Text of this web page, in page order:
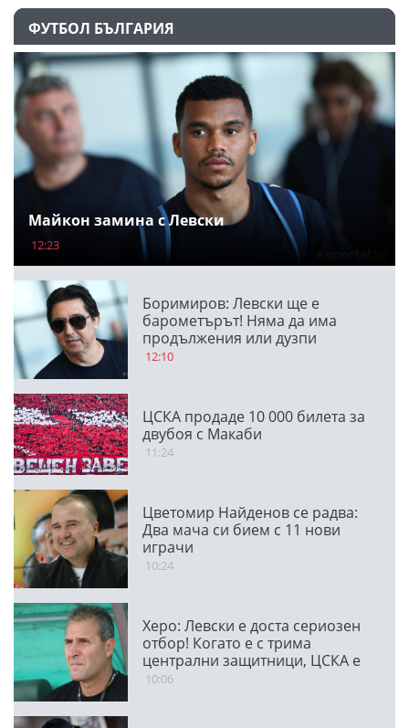
ФУТБОЛ БЪЛГАРИЯ
Майкон замина с Левски
12:23
Боримиров: Левски ще е
барометърът! Няма да има
продължения или дузпи
12:10
ЦСКА продаде 10 000 билета за
двубоя с Макаби
11:24
Цветомир Найденов се радва:
Два мача си бием с 11 нови
играчи
10:24
Херо: Левски е доста сериозен
отбор! Когато е с трима
централни защитници, ЦСКА е
много стабилен
10:06